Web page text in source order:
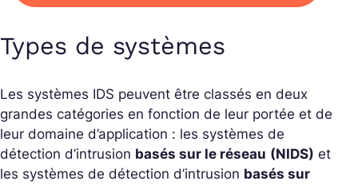
Types de systèmes
Les systèmes IDS peuvent être classés en deux
grandes catégories en fonction de leur portée et de
leur domaine d’application : les systèmes de
détection d’intrusion basés sur le réseau (NIDS) et
les systèmes de détection d’intrusion basés sur